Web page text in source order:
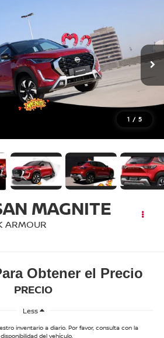
1 / 5
MAGNITE
ARMOUR
Obtener el Precio
PRECIO
Less
inventario a diario. Por favor, consulta con la
del vehículo.